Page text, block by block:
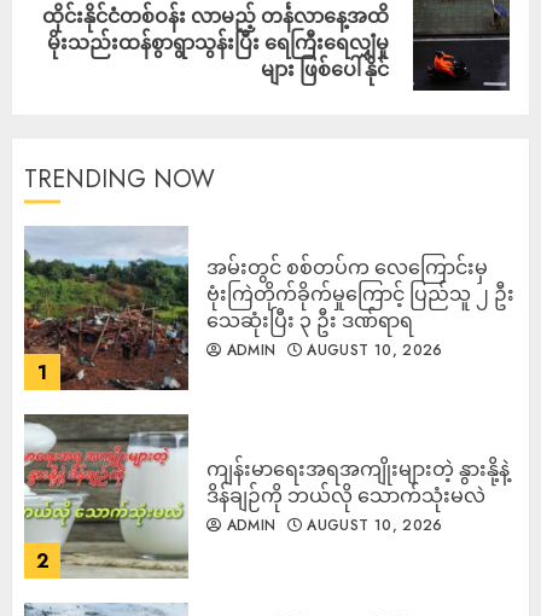
ထိုင်းနိုင်ငံတစ်ဝန်း လာမည့် တင်္နလာနေ့အထိ
မိုးသည်းထန်စွာရွာသွန်းပြီး ရေကြီးရေလျှံမှု
များ ဖြစ်ပေါ်နိုင်
TRENDING NOW
1
‎အမ်းတွင် စစ်တပ်က လေကြောင်းမှ
ဗုံးကြဲတိုက်ခိုက်မှုကြောင့် ပြည်သူ ၂ ဦး
သေဆုံးပြီး ၃ ဦး ဒဏ်ရာရ
ADMIN AUGUST 10, 2026
2
ကျန်းမာရေးအရအကျိုးများတဲ့ နွားနို့နဲ့
ဒိန်ချဉ်ကို ဘယ်လို သောက်သုံးမလဲ
ADMIN AUGUST 10, 2026